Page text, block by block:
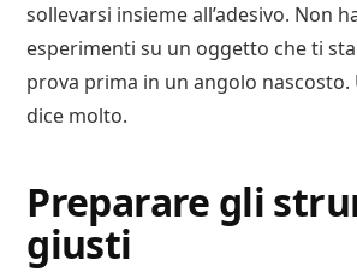
sollevarsi insieme all’adesivo. Non
esperimenti su un oggetto che ti
prova prima in un angolo nascosto.
dice molto.
Preparare gli
giusti